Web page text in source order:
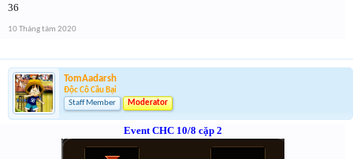
36
10 Tháng tám 2020
TomAadarsh
Độc Cô Cầu Bại
Staff Member
Moderator
Event CHC 10/8 cặp 2